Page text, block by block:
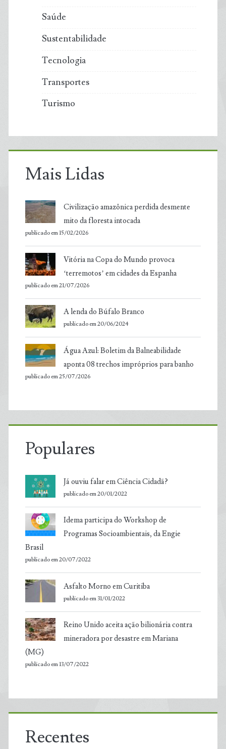
Saúde
Sustentabilidade
Tecnologia
Transportes
Turismo
Mais Lidas
Civilização amazônica perdida desmente
mito da floresta intocada
publicado em 15/02/2026
Vitória na Copa do Mundo provoca
‘terremotos’ em cidades da Espanha
publicado em 21/07/2026
A lenda do Búfalo Branco
publicado em 20/06/2024
Água Azul: Boletim da Balneabilidade
aponta 08 trechos impróprios para banho
publicado em 25/07/2026
Populares
Já ouviu falar em Ciência Cidadã?
publicado em 20/01/2022
Idema participa do Workshop de
Programas Socioambientais, da Engie
Brasil
publicado em 20/07/2022
Asfalto Morno em Curitiba
publicado em 31/01/2022
Reino Unido aceita ação bilionária contra
mineradora por desastre em Mariana
(MG)
publicado em 13/07/2022
Recentes